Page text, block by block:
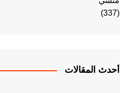
(337)
أحدث المقالات